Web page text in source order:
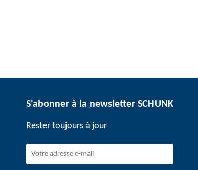
S'abonner à la newsletter SCHUNK
Rester toujours à jour